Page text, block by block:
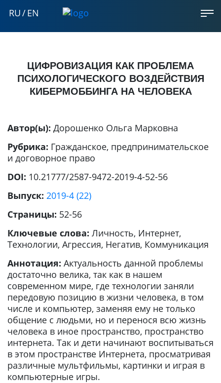
RU/EN
ЦИФРОВИЗАЦИЯ КАК ПРОБЛЕМА
ПСИХОЛОГИЧЕСКОГО ВОЗДЕЙСТВИЯ
КИБЕРМОББИНГА НА ЧЕЛОВЕКА
Автор(ы): Дорошенко Ольга Марковна
Рубрика: Гражданское, предпринимательское
и договорное право
DOI: 10.21777/2587-9472-2019-4-52-56
Выпуск: 2019-4 (22)
Страницы: 52-56
Ключевые слова: Личность, Интернет,
Технологии, Агрессия, Негатив, Коммуникация
Аннотация: Актуальность данной проблемы
достаточно велика, так как в нашем
современном мире, где технологии заняли
передовую позицию в жизни человека, в том
числе и компьютер, заменяя ему не только
общение с людьми, но и перенося всю жизнь
человека в иное пространство, пространство
интернета. Так и дети начинают воспитываться
в этом пространстве Интернета, просматривая
различные мультфильмы, картинки и играя в
компьютерные игры.